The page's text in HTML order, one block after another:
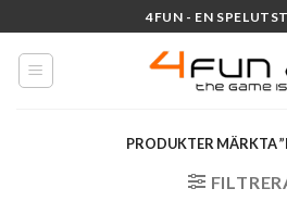
to
content
4FUN - EN
PRODUKTER MÄRKTA